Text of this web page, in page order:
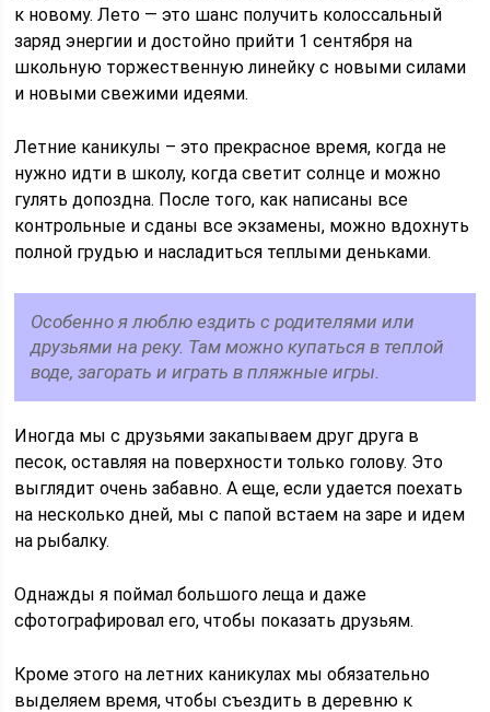
к новому. Лето — это шанс получить колоссальный
заряд энергии и достойно прийти 1 сентября на
школьную торжественную линейку с новыми силами
и новыми свежими идеями.
Летние каникулы – это прекрасное время, когда не
нужно идти в школу, когда светит солнце и можно
гулять допоздна. После того, как написаны все
контрольные и сданы все экзамены, можно вдохнуть
полной грудью и насладиться теплыми деньками.
Особенно я люблю ездить с родителями или
друзьями на реку. Там можно купаться в теплой
воде, загорать и играть в пляжные игры.
Иногда мы с друзьями закапываем друг друга в
песок, оставляя на поверхности только голову. Это
выглядит очень забавно. А еще, если удается поехать
на несколько дней, мы с папой встаем на заре и идем
на рыбалку.
Однажды я поймал большого леща и даже
сфотографировал его, чтобы показать друзьям.
Кроме этого на летних каникулах мы обязательно
выделяем время, чтобы съездить в деревню к